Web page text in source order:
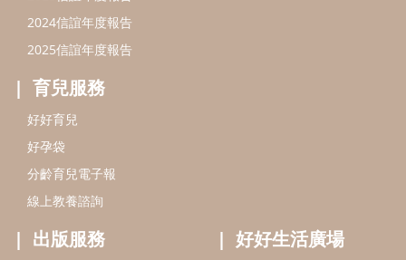
2024信誼年度報告
2025信誼年度報告
育兒服務
好好育兒
好孕袋
分齡育兒電子報
線上教養諮詢
出版服務 好好生活廣場